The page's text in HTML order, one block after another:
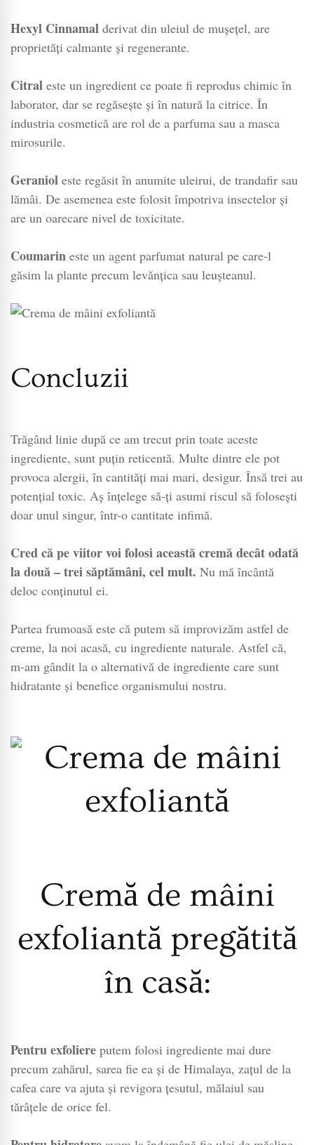
Hexyl Cinnamal derivat din uleiul de mușețel, are
proprietăți calmante și regenerante.
Citral este un ingredient ce poate fi reprodus chimic în
laborator, dar se regăsește și în natură la citrice. În
industria cosmetică are rol de a parfuma sau a masca
mirosurile.
Geraniol este regăsit în anumite uleirui, de trandafir sau
lămâi. De asemenea este folosit împotriva insectelor și
are un oarecare nivel de toxicitate.
Coumarin este un agent parfumat natural pe care-l
găsim la plante precum levănțica sau leușteanul.
Concluzii
Trăgând linie după ce am trecut prin toate aceste
ingrediente, sunt puțin reticentă. Multe dintre ele pot
provoca alergii, în cantități mai mari, desigur. Însă trei au
potențial toxic. Aș înțelege să-ți asumi riscul să folosești
doar unul singur, într-o cantitate infimă.
Cred că pe viitor voi folosi această cremă decât odată
la două – trei săptămâni, cel mult. Nu mă încântă
deloc conținutul ei.
Partea frumoasă este că putem să improvizăm astfel de
creme, la noi acasă, cu ingrediente naturale. Astfel că,
m-am gândit la o alternativă de ingrediente care sunt
hidratante și benefice organismului nostru.
Cremă de mâini
exfoliantă pregătită
în casă:
Pentru exfoliere putem folosi ingrediente mai dure
precum zahărul, sarea fie ea și de Himalaya, zațul de la
cafea care va ajuta și revigora țesutul, mălaiul sau
tărâțele de orice fel.